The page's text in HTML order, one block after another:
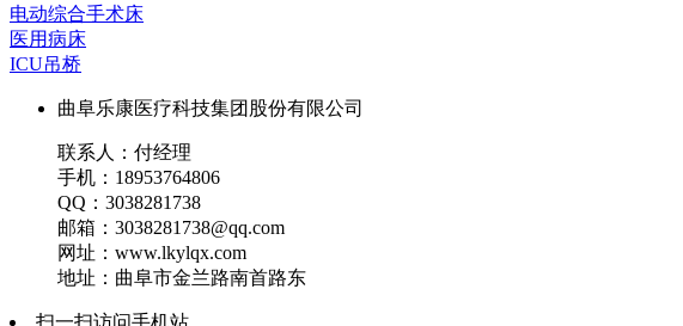
电动综合手术床
医用病床
ICU吊桥
曲阜乐康医疗科技集团股份有限公司
联系人：付经理
手机：18953764806
QQ：3038281738
邮箱：3038281738@qq.com
网址：www.lkylqx.com
地址：曲阜市金兰路南首路东
扫一扫访问手机站